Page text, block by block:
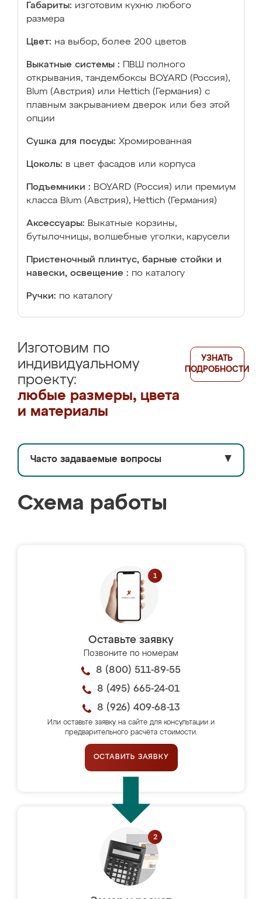
Габариты: изготовим кухню любого
размера
Цвет: на выбор, более 200 цветов
Выкатные системы :
ПВШ полного
открывания, тандембоксы BOYARD (Россия),
Blum (Австрия) или Hettich (Германия) с
плавным закрыванием дверок или без этой
опции
Сушка для посуды: Хромированная
Цоколь: в цвет фасадов или корпуса
Подъемники : BOYARD (Россия) или премиум
класса Blum (Австрия), Hettich (Германия)
Аксессуары: Выкатные корзины,
бутылочницы, волшебные уголки, карусели
Пристеночный плинтус, барные стойки и
навески, освещение : по каталогу
Ручки: по каталогу
Изготовим по
индивидуальному
проекту:
любые размеры, цвета
и материалы
УЗНАТЬ
ПОДРОБНОСТИ
Часто задаваемые вопросы ▼
Схема работы
Оставьте заявку
Позвоните по номерам
8 (800) 511-89-55
8 (495) 665-24-01
8 (926) 409-68-13
Или оставьте заявку на сайте для консультации и
предварительного расчёта стоимости.
ОСТАВИТЬ ЗАЯВКУ